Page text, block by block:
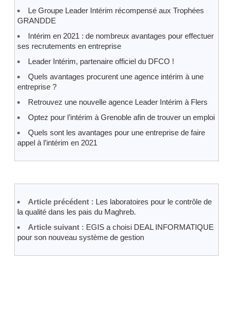
Le Groupe Leader Intérim récompensé aux Trophées
GRANDDE
Intérim en 2021 : de nombreux avantages pour effectuer
ses recrutements en entreprise
Leader Intérim, partenaire officiel du DFCO !
Quels avantages procurent une agence intérim à une
entreprise ?
Retrouvez une nouvelle agence Leader Intérim à Flers
Optez pour l’intérim à Grenoble afin de trouver un emploi
Quels sont les avantages pour une entreprise de faire
appel à l’intérim en 2021
Article précédent : Les laboratoires pour le contrôle de
la qualité dans les pais du Maghreb.
Article suivant : EGIS a choisi DEAL INFORMATIQUE
pour son nouveau système de gestion